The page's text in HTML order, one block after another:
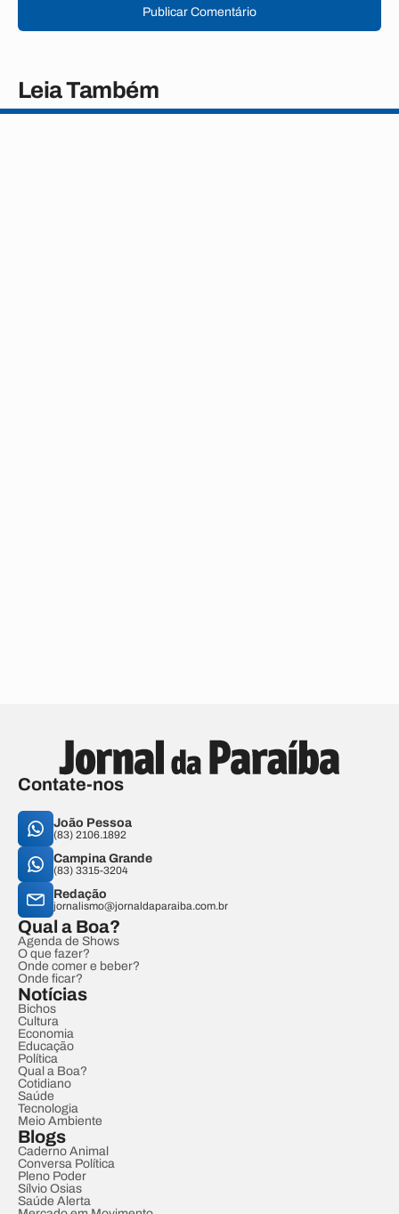
Publicar Comentário
Leia Também
Contate-nos
João Pessoa
(83) 2106.1892
Campina Grande
(83) 3315-3204
Redação
jornalismo@jornaldaparaiba.com.br
Qual a Boa?
Agenda de Shows
O que fazer?
Onde comer e beber?
Onde ficar?
Notícias
Bichos
Cultura
Economia
Educação
Política
Qual a Boa?
Cotidiano
Saúde
Tecnologia
Meio Ambiente
Blogs
Caderno Animal
Conversa Política
Pleno Poder
Sílvio Osias
Saúde Alerta